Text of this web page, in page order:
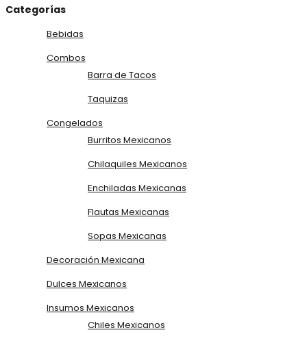
Categorías
Bebidas
Combos
Barra de Tacos
Taquizas
Congelados
Burritos Mexicanos
Chilaquiles Mexicanos
Enchiladas Mexicanas
Flautas Mexicanas
Sopas Mexicanas
Decoración Mexicana
Dulces Mexicanos
Insumos Mexicanos
Chiles Mexicanos